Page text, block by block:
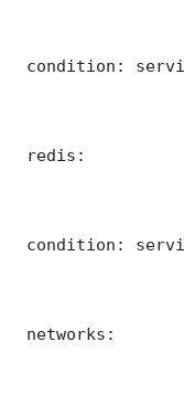
condition:
redis:
condition:
networks: